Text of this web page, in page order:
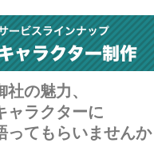
社の魅力、
ャラクターに
ってもらいません